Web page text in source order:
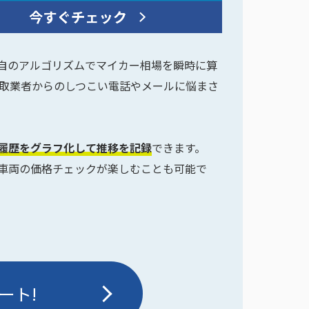
のアルゴリズムでマイカー相場を瞬時に算
業者からのしつこい電話やメールに悩まさ
歴をグラフ化して推移を記録できます。
両の価格チェックが楽しむことも可能で
ト!